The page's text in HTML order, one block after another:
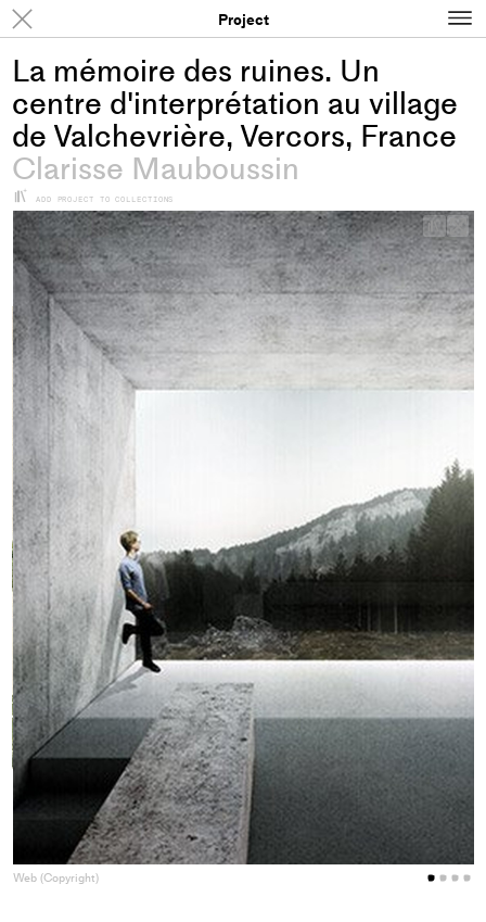
Project
La mémoire des ruines. Un
centre d'interprétation au village
de Valchevrière, Vercors, France
Clarisse Mauboussin
+
ADD PROJECT TO COLLECTIONS
Web (Copyright)
+
Add
to